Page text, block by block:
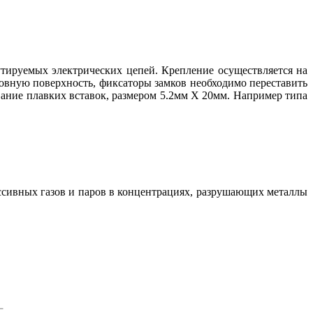
электрических цепей. Крепление осуществляется на
поверхность, фиксаторы замков необходимо переставить
плавких вставок, размером 5.2мм Х 20мм. Например типа
газов и паров в концентрациях, разрушающих металлы